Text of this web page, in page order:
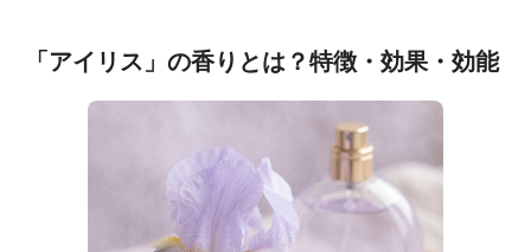
「アイリス」の香りとは？特徴・効果・効能